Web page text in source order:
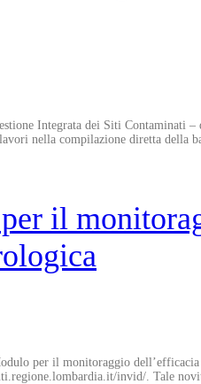
Integrata dei Siti Contaminati
nella compilazione diretta della
il
per il monitoraggio
invid/. Tale